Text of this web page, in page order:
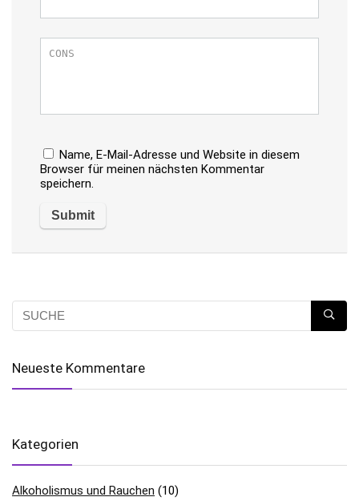
Name, E-Mail-Adresse und Website in diesem
Browser für meinen nächsten Kommentar
speichern.
Neueste Kommentare
Kategorien
Alkoholismus und Rauchen (10)